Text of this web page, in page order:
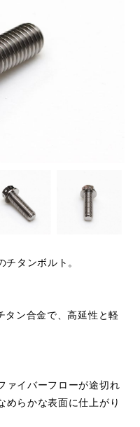
タンボルト。
タン合金で、高延性と軽
ァイバーフローが途切れ
めらかな表面に仕上がり